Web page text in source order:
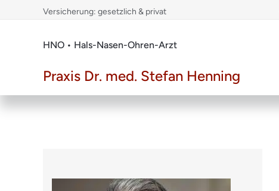
Versicherung: gesetzlich & privat
HNO • Hals-Nasen-Ohren-Arzt
Praxis Dr. med. Stefan Henning